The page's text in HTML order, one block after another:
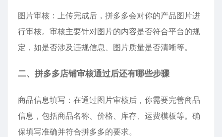
图片审核：上传完成后，拼多多会对你的产品图片进
行审核。审核主要针对图片的内容是否符合平台的规
定，如是否涉及违规信息、图片质量是否清晰等。
二、拼多多店铺审核通过后还有哪些步骤
商品信息填写：在通过图片审核后，你需要完善商品
信息，包括商品名称、价格、库存、运费模板等。确
保填写准确并符合拼多多的要求。